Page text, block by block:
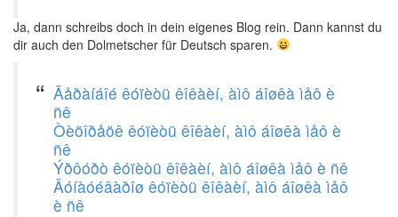
Ja, dann schreibs doch in dein eigenes Blog rein. Dann kannst du
dir auch den Dolmetscher für Deutsch sparen.
Ãåðàíáîé êóïèòü êîêàèí, àìô áîøêà ìåô è
ñê
Òèõîðåöê êóïèòü êîêàèí, àìô áîøêà ìåô è
ñê
Ýðôóðò êóïèòü êîêàèí, àìô áîøêà ìåô è ñê
Äóíàóéâàðîø êóïèòü êîêàèí, àìô áîøêà ìåô
è ñê